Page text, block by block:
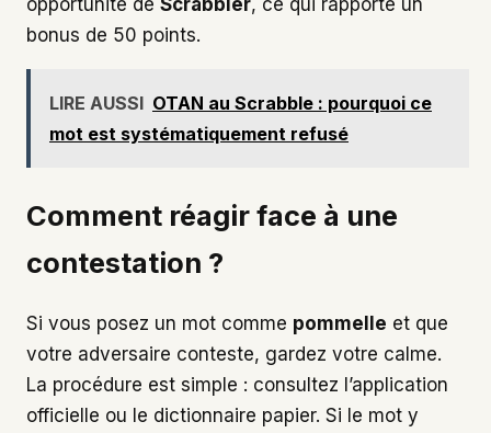
opportunité de Scrabbler, ce qui rapporte un
bonus de 50 points.
LIRE AUSSI OTAN au Scrabble : pourquoi ce
mot est systématiquement refusé
Comment réagir face à une
contestation ?
Si vous posez un mot comme pommelle et que
votre adversaire conteste, gardez votre calme.
La procédure est simple : consultez l’application
officielle ou le dictionnaire papier. Si le mot y